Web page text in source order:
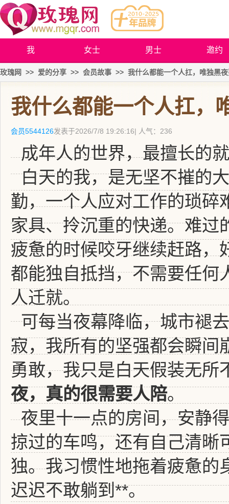
我 女士 男士 邀约
玫瑰网 >> 爱的分享 >> 会员故事 >> 我什么都能一个人扛，唯独黑
我什么都能一个人扛，
会员5544126发表于2026/7/8 19:26:16| 人气：236
成年人的世界，最擅长的
白天的我，是无坚不摧的
勤，一个人应对工作的琐碎
家具、拎沉重的快递。难过
疲惫的时候咬牙继续赶路，
都能独自抵挡，不需要任何
人迁就。
可每当夜幕降临，城市褪
寂，我所有的坚强都会瞬间
勇敢，我只是白天假装无所
夜，真的很需要人陪。
夜里十一点的房间，安静
掠过的车鸣，还有自己清晰
独。我习惯性地拖着疲惫的
迟迟不敢躺到**。